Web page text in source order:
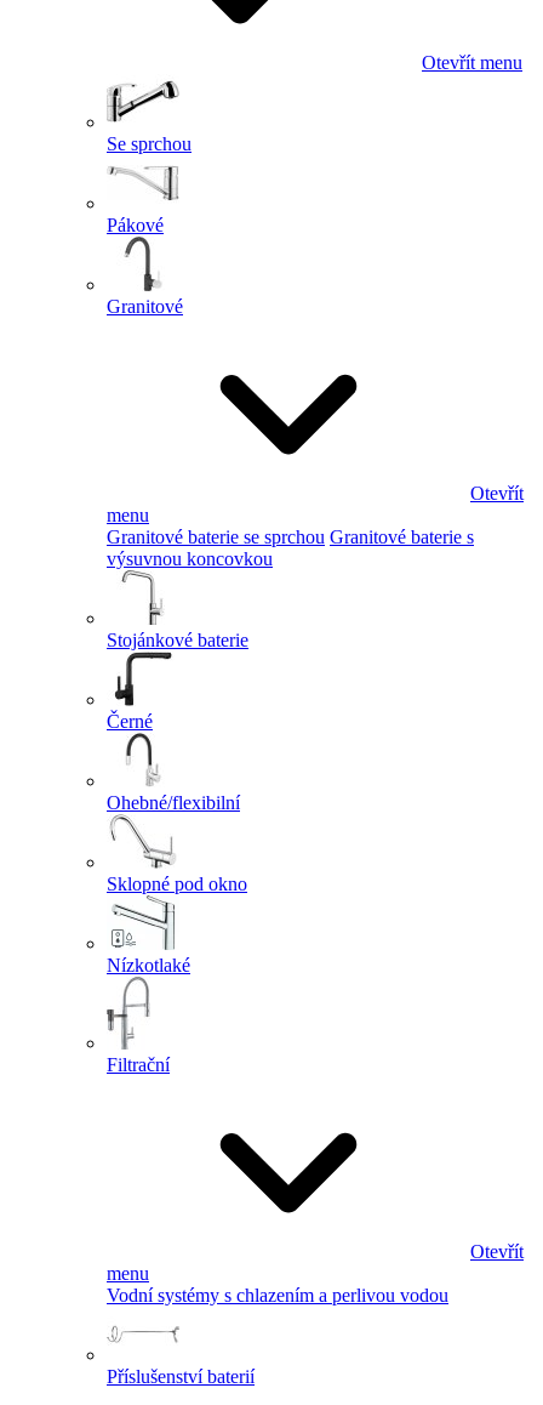
Otevřít menu
Se sprchou
Pákové
Granitové
Otevřít
menu
Granitové baterie se sprchou Granitové baterie s
výsuvnou koncovkou
Stojánkové baterie
Černé
Ohebné/flexibilní
Sklopné pod okno
Nízkotlaké
Filtrační
Otevřít
menu
Vodní systémy s chlazením a perlivou vodou
Příslušenství baterií